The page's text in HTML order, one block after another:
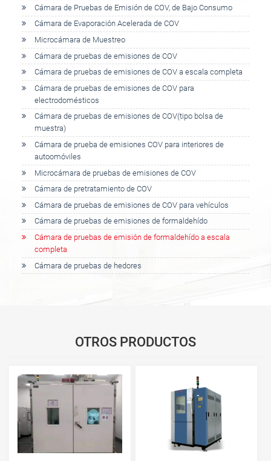
Cámara de Pruebas de Emisión de COV, de Bajo Consumo
Cámara de Evaporación Acelerada de COV
Microcámara de Muestreo
Cámara de pruebas de emisiones de COV
Cámara de pruebas de emisiones de COV a escala completa
Cámara de pruebas de emisiones de COV para
electrodomésticos
Cámara de pruebas de emisiones de COV(tipo bolsa de
muestra)
Cámara de prueba de emisiones COV para interiores de
autoomóviles
Microcámara de pruebas de emisiones de COV
Cámara de pretratamiento de COV
Cámara de pruebas de emisiones de COV para vehículos
Cámara de pruebas de emisiones de formaldehído
Cámara de pruebas de emisión de formaldehído a escala
completa
Cámara de pruebas de hedores
OTROS PRODUCTOS